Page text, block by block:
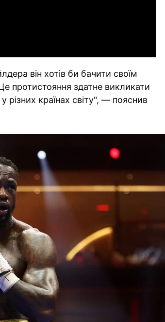
він хотів би бачити своїм
протистояння здатне викликати
різних країнах світу", — пояснив